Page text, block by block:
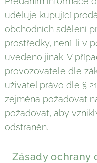
uděluje kupující
obchodních sdělení
prostředky, není-li v
uvedeno jinak. V
provozovatele dle
uživatel právo dle §
zejména požadovat
požadovat, aby
odstraněn.
Zásady ochrany